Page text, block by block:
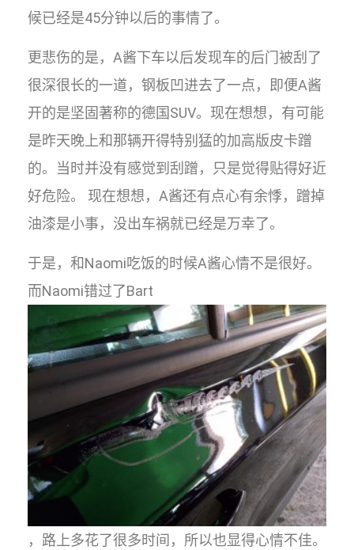
候已经是45分钟以后的事情了。
更悲伤的是，A酱下车以后发现车的后门被刮了
很深很长的一道，钢板凹进去了一点，即便A酱
开的是坚固著称的德国SUV。现在想想，有可能
是昨天晚上和那辆开得特别猛的加高版皮卡蹭
的。当时并没有感觉到刮蹭，只是觉得贴得好近
好危险。 现在想想，A酱还有点心有余悸，蹭掉
油漆是小事，没出车祸就已经是万幸了。
于是，和Naomi吃饭的时候A酱心情不是很好。
而Naomi错过了Bart
，路上多花了很多时间，所以也显得心情不佳。